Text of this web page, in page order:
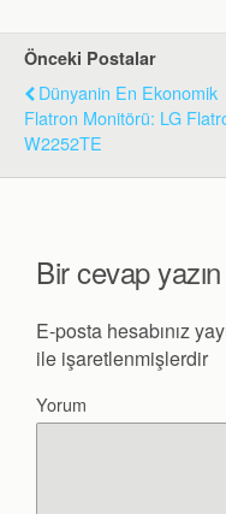
Önceki Postalar
Dünyanin En Ekonomik
Flatron Monitörü: LG
W2252TE
Bir cevap yazın
E-posta hesabınız
ile işaretlenmişlerdir
Yorum